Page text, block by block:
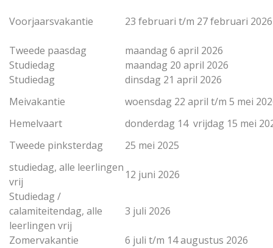
Voorjaarsvakantie 23 februari t/m 27 februari 2026
Tweede paasdag
maandag 6 april 2026
Studiedag
maandag 20 april 2026
Studiedag
dinsdag 21 april 2026
Meivakantie
woensdag 22 april t/m 5 mei
Hemelvaart
donderdag 14 vrijdag 15 mei
Tweede pinksterdag
25 mei 2025
studiedag, alle leerlingen
vrij
12 juni 2026
Studiedag /
calamiteitendag, alle
leerlingen vrij
3 juli 2026
Zomervakantie 6 juli t/m 14 augustus 2026